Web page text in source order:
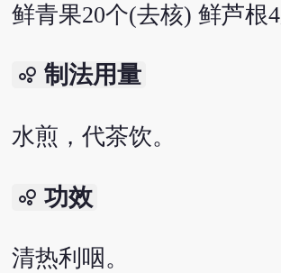
鲜青果20个(去核) 鲜芦根
bubble_chart 制法用量
水煎，代茶饮。
bubble_chart 功效
清热利咽。